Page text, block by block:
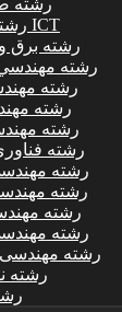
رشته
رشته مهندسي ICT
رشته برق و
رشته
رشته
رشته
رشته
رشته
رشته
رشته
رشته
رشته
رشته
رشته